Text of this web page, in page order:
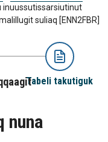
inuussutissarsiutinut
suliaq [ENN2FBR]
Tabeli takutiguk
nuna